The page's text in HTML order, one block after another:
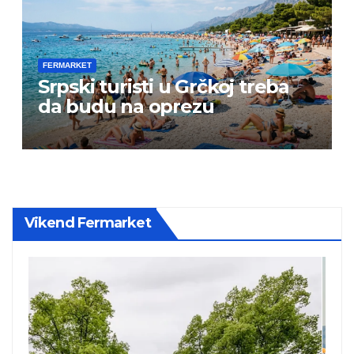
FERMARKET
Srpski turisti u Grčkoj treba
da budu na oprezu
Vikend Fermarket